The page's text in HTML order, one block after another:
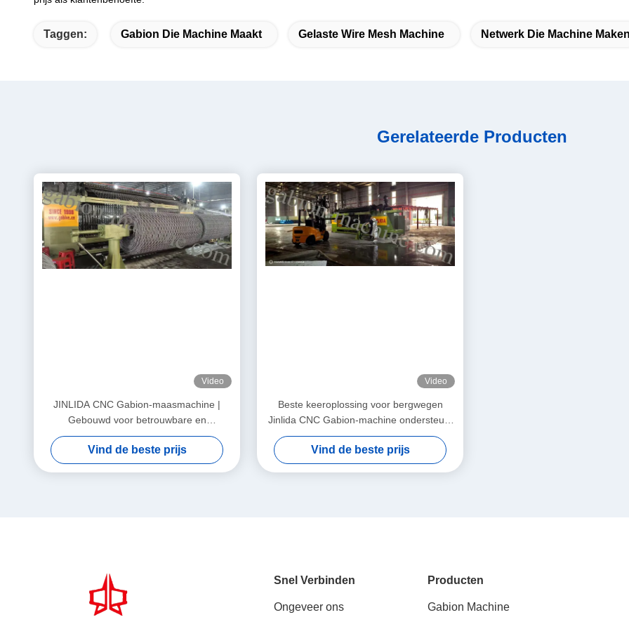
Taggen: Gabion Die Machine Maakt Gelaste Wire Mesh Machine Netwerk Die Machine
Gerelateerde Producten
Video
JINLIDA CNC Gabion-maasmachine |
Gebouwd voor betrouwbare en
winstgevende productie
Vind de beste prijs
Video
Beste keeroplossing voor bergwegen
Jinlida CNC Gabion-machine ondersteunt
wereldwijde hellingbeschermingsprojecten
Vind de beste prijs
Snel Verbinden
Ongeveer ons
Producten
Gabion Machine